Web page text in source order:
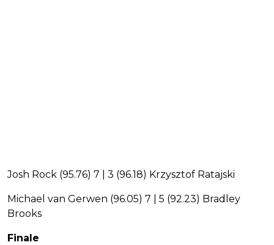
Josh Rock (95.76) 7 | 3 (96.18) Krzysztof Ratajski
Michael van Gerwen (96.05) 7 | 5 (92.23) Bradley
Brooks
Finale